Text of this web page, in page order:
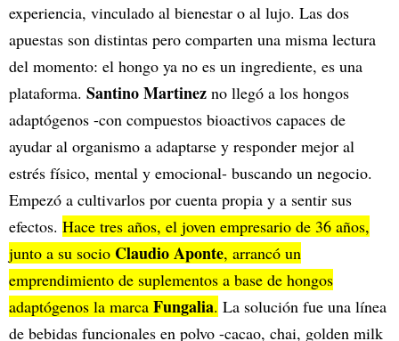
experiencia, vinculado al bienestar o al lujo. Las dos
apuestas son distintas pero comparten una misma lectura
del momento: el hongo ya no es un ingrediente, es una
plataforma. Santino Martinez no llegó a los hongos
adaptógenos -con compuestos bioactivos capaces de
ayudar al organismo a adaptarse y responder mejor al
estrés físico, mental y emocional- buscando un negocio.
Empezó a cultivarlos por cuenta propia y a sentir sus
efectos. Hace tres años, el joven empresario de 36 años,
junto a su socio Claudio Aponte, arrancó un
emprendimiento de suplementos a base de hongos
adaptógenos la marca Fungalia. La solución fue una línea
de bebidas funcionales en polvo -cacao, chai, golden milk